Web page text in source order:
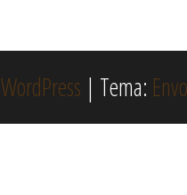
WordPress | Tema: